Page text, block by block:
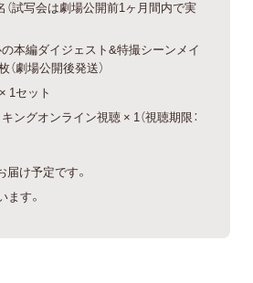
試写会は劇場公開前1ヶ月間内で実
本編ダイジェスト&特撮シーンメイ
劇場公開後発送）
1セット
ングオンライン視聴 × 1（視聴期限：
届け予定です。
す。